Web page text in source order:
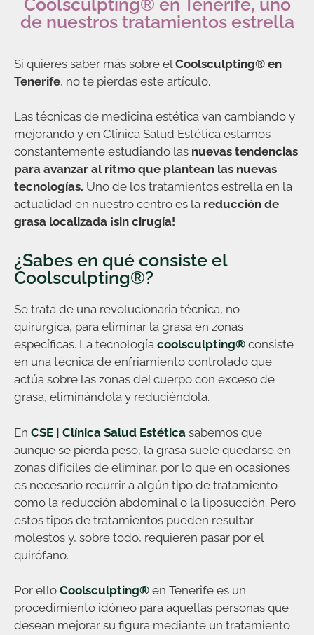
de nuestros tratamientos estrella
Si quieres saber más sobre el Coolsculpting® en
Tenerife, no te pierdas este artículo.
Las técnicas de medicina estética van cambiando y
mejorando y en Clínica Salud Estética estamos
constantemente estudiando las nuevas tendencias
para avanzar al ritmo que plantean las nuevas
tecnologías. Uno de los tratamientos estrella en la
actualidad en nuestro centro es la reducción de
grasa localizada ¡sin cirugía!
¿Sabes en qué consiste el
Coolsculpting®?
Se trata de una revolucionaria técnica, no
quirúrgica, para eliminar la grasa en zonas
específicas. La tecnología coolsculpting® consiste
en una técnica de enfriamiento controlado que
actúa sobre las zonas del cuerpo con exceso de
grasa, eliminándola y reduciéndola.
En CSE | Clínica Salud Estética sabemos que
aunque se pierda peso, la grasa suele quedarse en
zonas difíciles de eliminar, por lo que en ocasiones
es necesario recurrir a algún tipo de tratamiento
como la reducción abdominal o la liposucción. Pero
estos tipos de tratamientos pueden resultar
molestos y, sobre todo, requieren pasar por el
quirófano.
Por ello Coolsculpting® en Tenerife es un
procedimiento idóneo para aquellas personas que
desean mejorar su figura mediante un tratamiento